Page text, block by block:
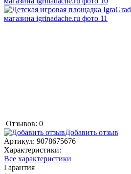
Отзывов: 0
Добавить отзыв
Артикул: 9078675676
Характеристики:
Все характеристики
Гарантия